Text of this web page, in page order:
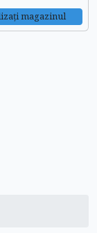
magazinul